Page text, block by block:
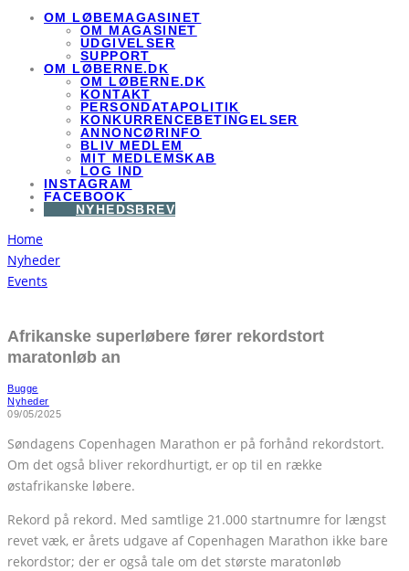
OM LØBEMAGASINET
OM MAGASINET
UDGIVELSER
SUPPORT
OM LØBERNE.DK
OM LØBERNE.DK
KONTAKT
PERSONDATAPOLITIK
KONKURRENCEBETINGELSER
ANNONCØRINFO
BLIV MEDLEM
MIT MEDLEMSKAB
LOG IND
INSTAGRAM
FACEBOOK
NYHEDSBREV
Home
Nyheder
Events
Afrikanske superløbere fører rekordstort
maratonløb an
Bugge
Nyheder
09/05/2025
Søndagens Copenhagen Marathon er på forhånd rekordstort.
Om det også bliver rekordhurtigt, er op til en række
østafrikanske løbere.
Rekord på rekord. Med samtlige 21.000 startnumre for længst
revet væk, er årets udgave af Copenhagen Marathon ikke bare
rekordstor; der er også tale om det største maratonløb